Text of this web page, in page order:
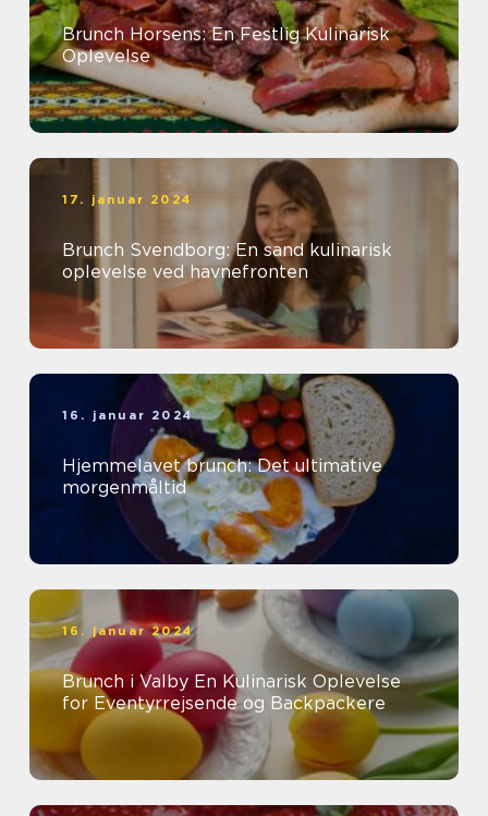
Brunch Horsens: En Festlig Kulinarisk
Oplevelse
17. januar 2024
Brunch Svendborg: En sand kulinarisk
oplevelse ved havnefronten
16. januar 2024
Hjemmelavet brunch: Det ultimative
morgenmåltid
16. januar 2024
Brunch i Valby En Kulinarisk Oplevelse
for Eventyrrejsende og Backpackere